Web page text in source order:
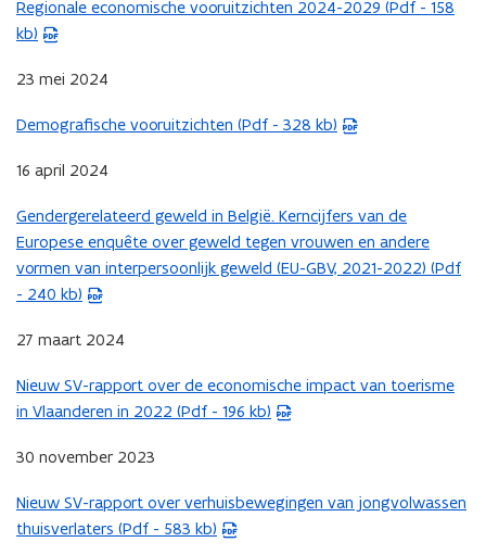
t
e
)
v
e
n
t
r
n
i
u
v
e
s
t
e
r
n
t
n
e
w
v
e
n
s
e
r
n
d
p
n
t
n
n
i
e
w
e
n
s
e
r
e
s
t
n
o
e
n
t
i
n
i
e
w
e
n
Regionale economische vooruitzichten 2024-2029 (Pdf - 158
kb)
(
P
F
e
s
a
n
d
o
e
t
i
n
i
e
23 mei 2024
Demografische vooruitzichten (Pdf - 328 kb)
(
D
b
e
s
t
a
d
o
e
t
i
16 april 2024
Gendergerelateerd geweld in België. Kerncijfers van de
Europese enquête over geweld tegen vrouwen en andere
vormen van interpersoonlijk geweld (EU-GBV, 2021-2022) (Pdf
- 240 kb)
(
P
D
F
e
t
a
n
o
p
27 maart 2024
Nieuw SV-rapport over de economische impact van toerisme
in Vlaanderen in 2022 (Pdf - 196 kb)
(
P
F
e
s
30 november 2023
Nieuw SV-rapport over verhuisbewegingen van jongvolwassen
thuisverlaters (Pdf - 583 kb)
(
P